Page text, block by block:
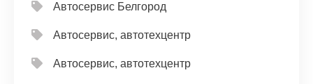
Автосервис Белгород
Автосервис, автотехцентр
Автосервис, автотехцентр